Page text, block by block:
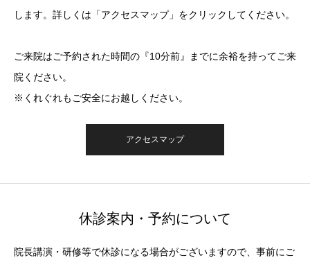
します。詳しくは「アクセスマップ」をクリックしてください。
ご来院はご予約された時間の『10分前』までに余裕を持ってご来
院ください。
※くれぐれもご安全にお越しください。
アクセスマップ
休診案内・予約について
院長講演・研修等で休診になる場合がございますので、事前にご